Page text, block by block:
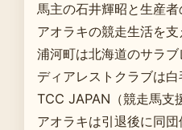
馬主の石井輝昭と生産者
アオラキの競走生活を支
浦河町は北海道のサラブ
ディアレストクラブは白
TCC JAPAN（競走馬支
アオラキは引退後に同